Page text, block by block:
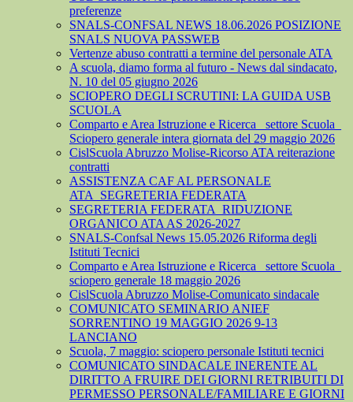
preferenze
SNALS-CONFSAL NEWS 18.06.2026 POSIZIONE
SNALS NUOVA PASSWEB
Vertenze abuso contratti a termine del personale ATA
A scuola, diamo forma al futuro - News dal sindacato,
N. 10 del 05 giugno 2026
SCIOPERO DEGLI SCRUTINI: LA GUIDA USB
SCUOLA
Comparto e Area Istruzione e Ricerca_ settore Scuola_
Sciopero generale intera giornata del 29 maggio 2026
CislScuola Abruzzo Molise-Ricorso ATA reiterazione
contratti
ASSISTENZA CAF AL PERSONALE
ATA_SEGRETERIA FEDERATA
SEGRETERIA FEDERATA_RIDUZIONE
ORGANICO ATA AS 2026-2027
SNALS-Confsal News 15.05.2026 Riforma degli
Istituti Tecnici
Comparto e Area Istruzione e Ricerca_ settore Scuola_
sciopero generale 18 maggio 2026
CislScuola Abruzzo Molise-Comunicato sindacale
COMUNICATO SEMINARIO ANIEF
SORRENTINO 19 MAGGIO 2026 9-13
LANCIANO
Scuola, 7 maggio: sciopero personale Istituti tecnici
COMUNICATO SINDACALE INERENTE AL
DIRITTO A FRUIRE DEI GIORNI RETRIBUITI DI
PERMESSO PERSONALE/FAMILIARE E GIORNI